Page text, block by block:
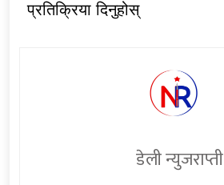
प्रतिक्रिया दिनुहोस्
डेली न्युजराप्ती